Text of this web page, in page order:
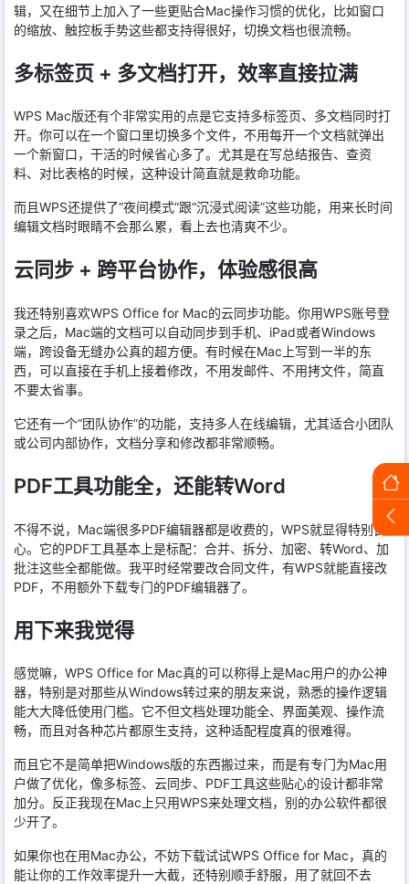
辑，又在细节上加入了一些更贴合Mac操作习惯的优化，比如窗口
的缩放、触控板手势这些都支持得很好，切换文档也很流畅。
多标签页 + 多文档打开，效率直接拉满
WPS Mac版还有个非常实用的点是它支持多标签页、多文档同时打
开。你可以在一个窗口里切换多个文件，不用每开一个文档就弹出
一个新窗口，干活的时候省心多了。尤其是在写总结报告、查资
料、对比表格的时候，这种设计简直就是救命功能。
而且WPS还提供了“夜间模式”跟“沉浸式阅读”这些功能，用来长时间
编辑文档时眼睛不会那么累，看上去也清爽不少。
云同步 + 跨平台协作，体验感很高
我还特别喜欢WPS Office for Mac的云同步功能。你用WPS账号登
录之后，Mac端的文档可以自动同步到手机、iPad或者Windows
端，跨设备无缝办公真的超方便。有时候在Mac上写到一半的东
西，可以直接在手机上接着修改，不用发邮件、不用拷文件，简直
不要太省事。
它还有一个“团队协作”的功能，支持多人在线编辑，尤其适合小团队
或公司内部协作，文档分享和修改都非常顺畅。
PDF工具功能全，还能转Word
不得不说，Mac端很多PDF编辑器都是收费的，WPS就显得特别良
心。它的PDF工具基本上是标配：合并、拆分、加密、转Word、加
批注这些全都能做。我平时经常要改合同文件，有WPS就能直接改
PDF，不用额外下载专门的PDF编辑器了。
用下来我觉得
感觉嘛，WPS Office for Mac真的可以称得上是Mac用户的办公神
器，特别是对那些从Windows转过来的朋友来说，熟悉的操作逻辑
能大大降低使用门槛。它不但文档处理功能全、界面美观、操作流
畅，而且对各种芯片都原生支持，这种适配程度真的很难得。
而且它不是简单把Windows版的东西搬过来，而是有专门为Mac用
户做了优化，像多标签、云同步、PDF工具这些贴心的设计都非常
加分。反正我现在Mac上只用WPS来处理文档，别的办公软件都很
少开了。
如果你也在用Mac办公，不妨下载试试WPS Office for Mac，真的
能让你的工作效率提升一大截，还特别顺手舒服，用了就回不去